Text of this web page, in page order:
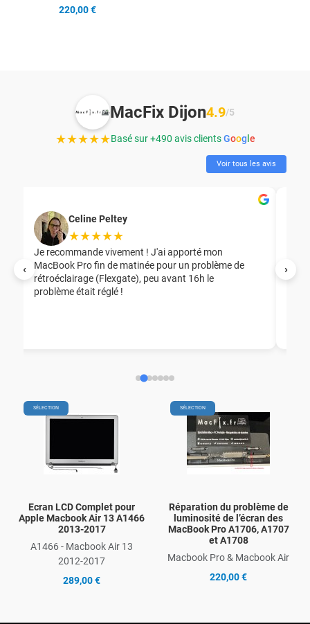
220,00 €
‹ ›
MacFix Dijon4.9/5
★★★★★Basé sur +490 avis clientsGoog e
Voir tous les avis
Celine Peltey
★★★★★
Je recommande vivement ! J'ai apporté mon
MacBook Pro fin de matinée pour un problème de
rétroéclairage (Flexgate), peu avant 16h le
problème était réglé !
SÉLECTION Add to Wishlist
Add to Compare
Quick View
Ecran LCD Complet pour
Apple Macbook Air 13 A1466
2013-2017
A1466 - Macbook Air 13
2012-2017
289,00 €
SÉLECTION
Réparation du problème de
luminosité de l’écran des
MacBook Pro A1706, A1707
et A1708
Macbook Pro & Macbook Air
220,00 €